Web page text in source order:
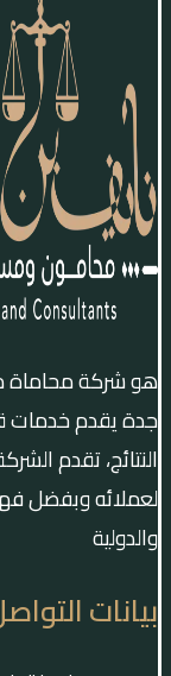
هو شركة محاماة
جدة يقدم خدمات
النتائج، تقدم
لعملائه وبفضل
والدولية
بيانات